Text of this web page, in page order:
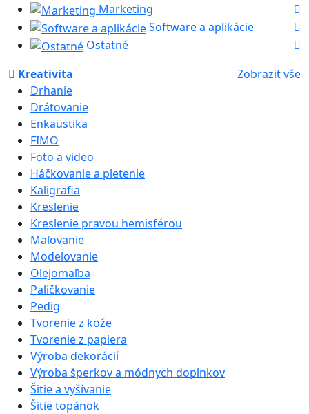
Marketing
Software a aplikácie
Ostatné
Kreativita
Zobrazit vše
Drhanie
Drátovanie
Enkaustika
FIMO
Foto a video
Háčkovanie a pletenie
Kaligrafia
Kreslenie
Kreslenie pravou hemisférou
Maľovanie
Modelovanie
Olejomaľba
Paličkovanie
Pedig
Tvorenie z kože
Tvorenie z papiera
Výroba dekorácií
Výroba šperkov a módnych doplnkov
Šitie a vyšívanie
Šitie topánok